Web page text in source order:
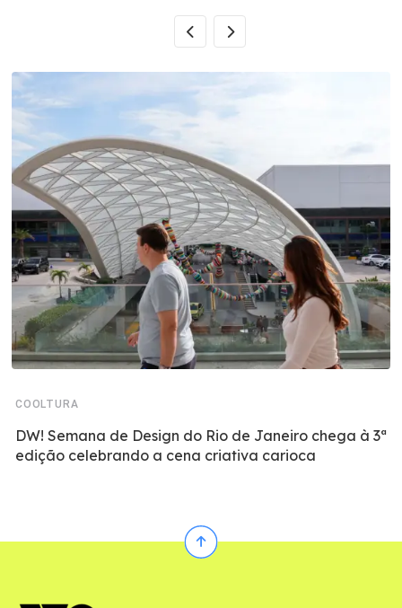
COOLTURA
DW! Semana de Design do Rio de Janeiro chega à 3ª
edição celebrando a cena criativa carioca